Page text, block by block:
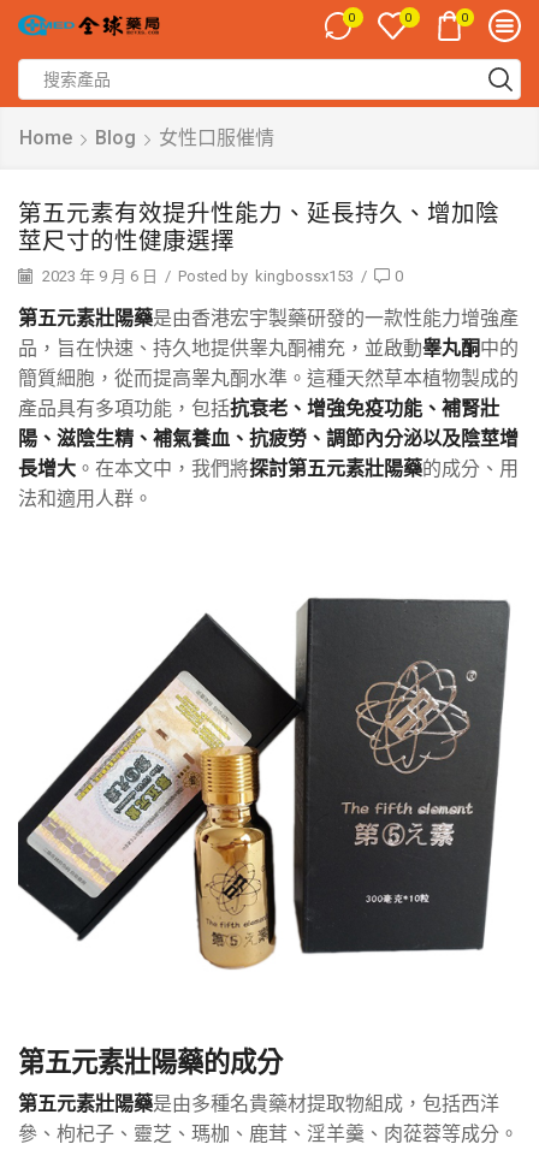
0 0 0
Home Blog 女性口服催情
第五元素有效提升性能力、延長持久、增加陰
莖尺寸的性健康選擇
2023 年 9 月 6 日 / Posted by kingbossx153 / 0
第五元素壯陽藥是由香港宏宇製藥研發的一款性能力增強產
品，旨在快速、持久地提供睾丸酮補充，並啟動睾丸酮中的
簡質細胞，從而提高睾丸酮水準。這種天然草本植物製成的
產品具有多項功能，包括抗衰老、增強免疫功能、補腎壯
陽、滋陰生精、補氣養血、抗疲勞、調節內分泌以及陰莖增
長增大 。在本文中，我們將探討第五元素壯陽藥的成分、用
法和適用人群。
第五元素壯陽藥的成分
第五元素壯陽藥是由多種名貴藥材提取物組成，包括西洋
參、枸杞子、靈芝、瑪枷、鹿茸、淫羊羹、肉蓯蓉等成分。